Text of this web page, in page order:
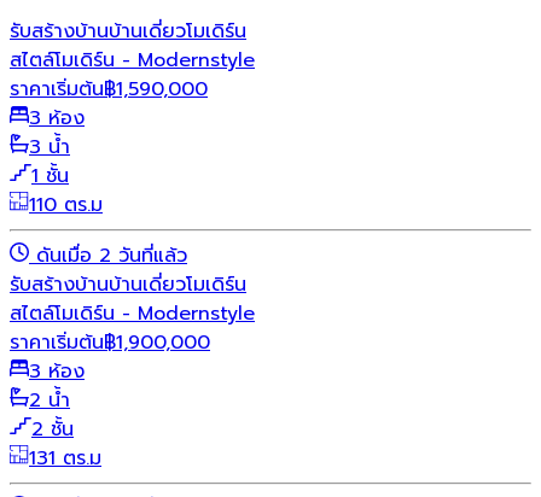
รับสร้างบ้านบ้านเดี่ยวโมเดิร์น
สไตล์โมเดิร์น - Modernstyle
ราคาเริ่มต้น฿1,590,000
3 ห้อง
3 น้ำ
1 ชั้น
110 ตร.ม
ดันเมื่อ 2 วันที่แล้ว
รับสร้างบ้านบ้านเดี่ยวโมเดิร์น
สไตล์โมเดิร์น - Modernstyle
ราคาเริ่มต้น฿1,900,000
3 ห้อง
2 น้ำ
2 ชั้น
131 ตร.ม